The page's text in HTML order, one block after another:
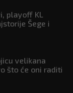
playoff KL
Šege i
velikana
što će oni raditi